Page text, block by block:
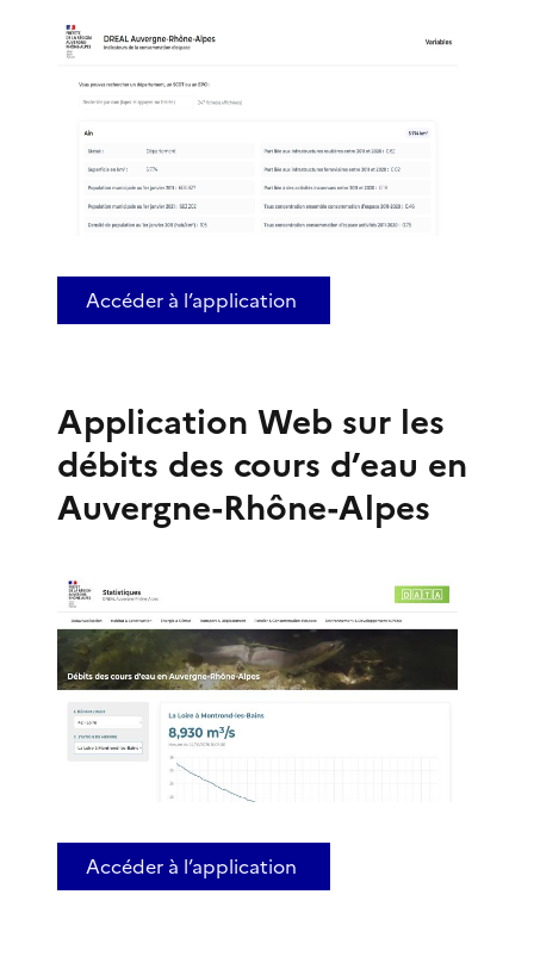
Accéder à l’application
Application Web sur les
débits des cours d’eau en
Auvergne-Rhône-Alpes
Accéder à l’application